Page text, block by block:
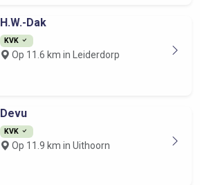
H.W.-Dak
KVK
Op 11.6 km in Leiderdorp
Devu
KVK
Op 11.9 km in Uithoorn